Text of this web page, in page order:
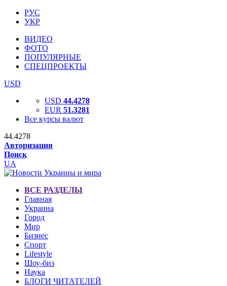
РУС
УКР
ВИДЕО
ФОТО
ПОПУЛЯРНЫЕ
СПЕЦПРОЕКТЫ
USD
USD 44.4278
EUR 51.3281
Все курсы валют
44.4278
Авторизация
Поиск
UA
ВСЕ РАЗДЕЛЫ
Главная
Украина
Город
Мир
Бизнес
Спорт
Lifestyle
Шоу-биз
Наука
БЛОГИ ЧИТАТЕЛЕЙ